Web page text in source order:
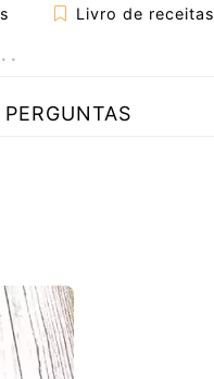
Livro de receitas
PERGUNTAS